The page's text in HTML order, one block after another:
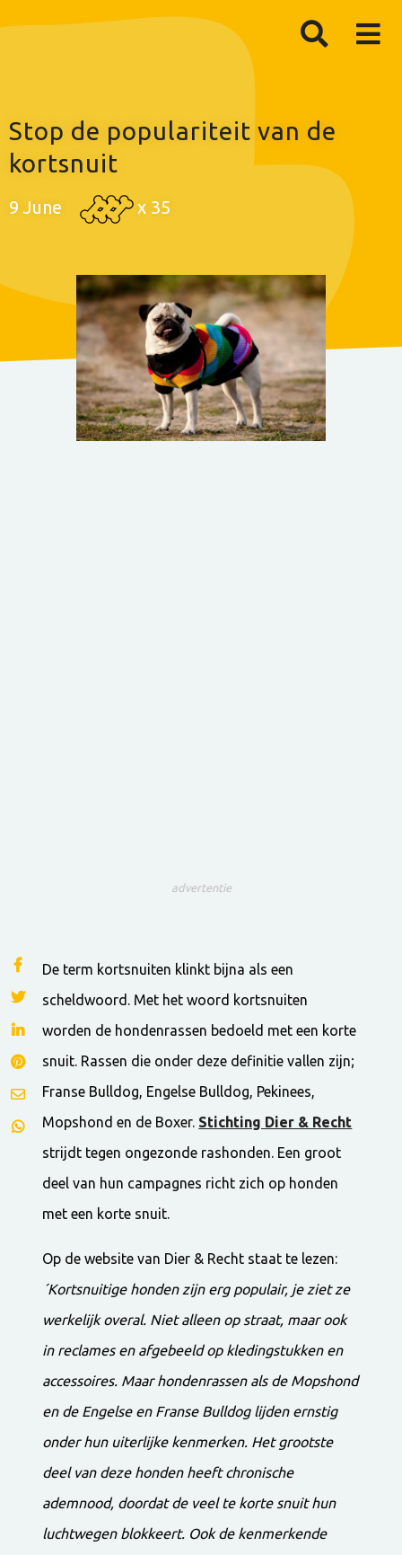
Stop de populariteit van de
kortsnuit
9 June x 35
advertentie
De term kortsnuiten klinkt bijna als een
scheldwoord. Met het woord kortsnuiten
worden de hondenrassen bedoeld met een korte
snuit. Rassen die onder deze definitie vallen zijn;
Franse Bulldog, Engelse Bulldog, Pekinees,
Mopshond en de Boxer. Stichting Dier & Recht
strijdt tegen ongezonde rashonden. Een groot
deel van hun campagnes richt zich op honden
met een korte snuit.
Op de website van Dier & Recht staat te lezen:
´Kortsnuitige honden zijn erg populair, je ziet ze
werkelijk overal. Niet alleen op straat, maar ook
in reclames en afgebeeld op kledingstukken en
accessoires. Maar hondenrassen als de Mopshond
en de Engelse en Franse Bulldog lijden ernstig
onder hun uiterlijke kenmerken. Het grootste
deel van deze honden heeft chronische
ademnood, doordat de veel te korte snuit hun
luchtwegen blokkeert. Ook de kenmerkende